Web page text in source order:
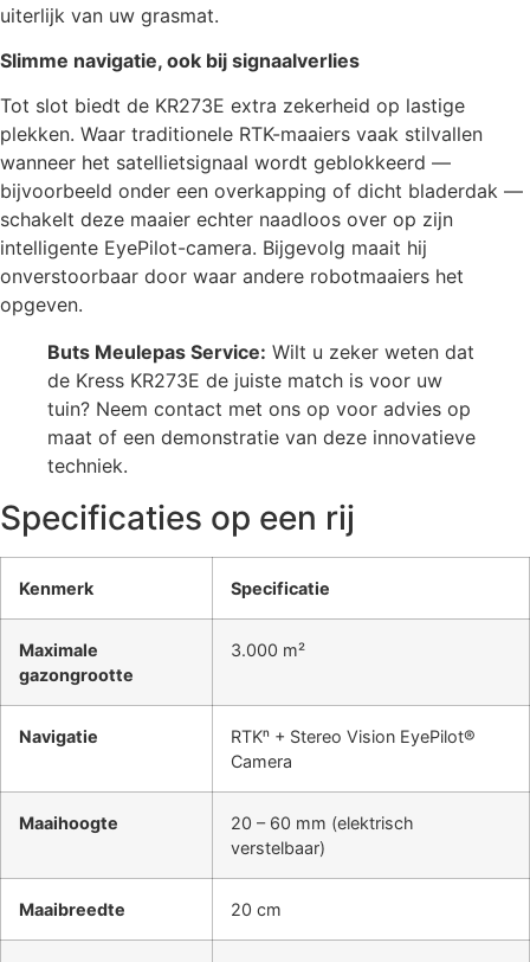
uiterlijk van uw grasmat.
Slimme navigatie, ook bij signaalverlies
Tot slot biedt de KR273E extra zekerheid op lastige
plekken. Waar traditionele RTK-maaiers vaak stilvallen
wanneer het satellietsignaal wordt geblokkeerd —
bijvoorbeeld onder een overkapping of dicht bladerdak —
schakelt deze maaier echter naadloos over op zijn
intelligente EyePilot-camera. Bijgevolg maait hij
onverstoorbaar door waar andere robotmaaiers het
opgeven.
Buts Meulepas Service: Wilt u zeker weten dat
de Kress KR273E de juiste match is voor uw
tuin? Neem contact met ons op voor advies op
maat of een demonstratie van deze innovatieve
techniek.
Specificaties op een rij
Kenmerk Specificatie
Maximale
gazongrootte
3.000 m²
Navigatie
RTKⁿ + Stereo Vision EyePilot®
Camera
Maaihoogte
20 – 60 mm (elektrisch
verstelbaar)
Maaibreedte 20 cm